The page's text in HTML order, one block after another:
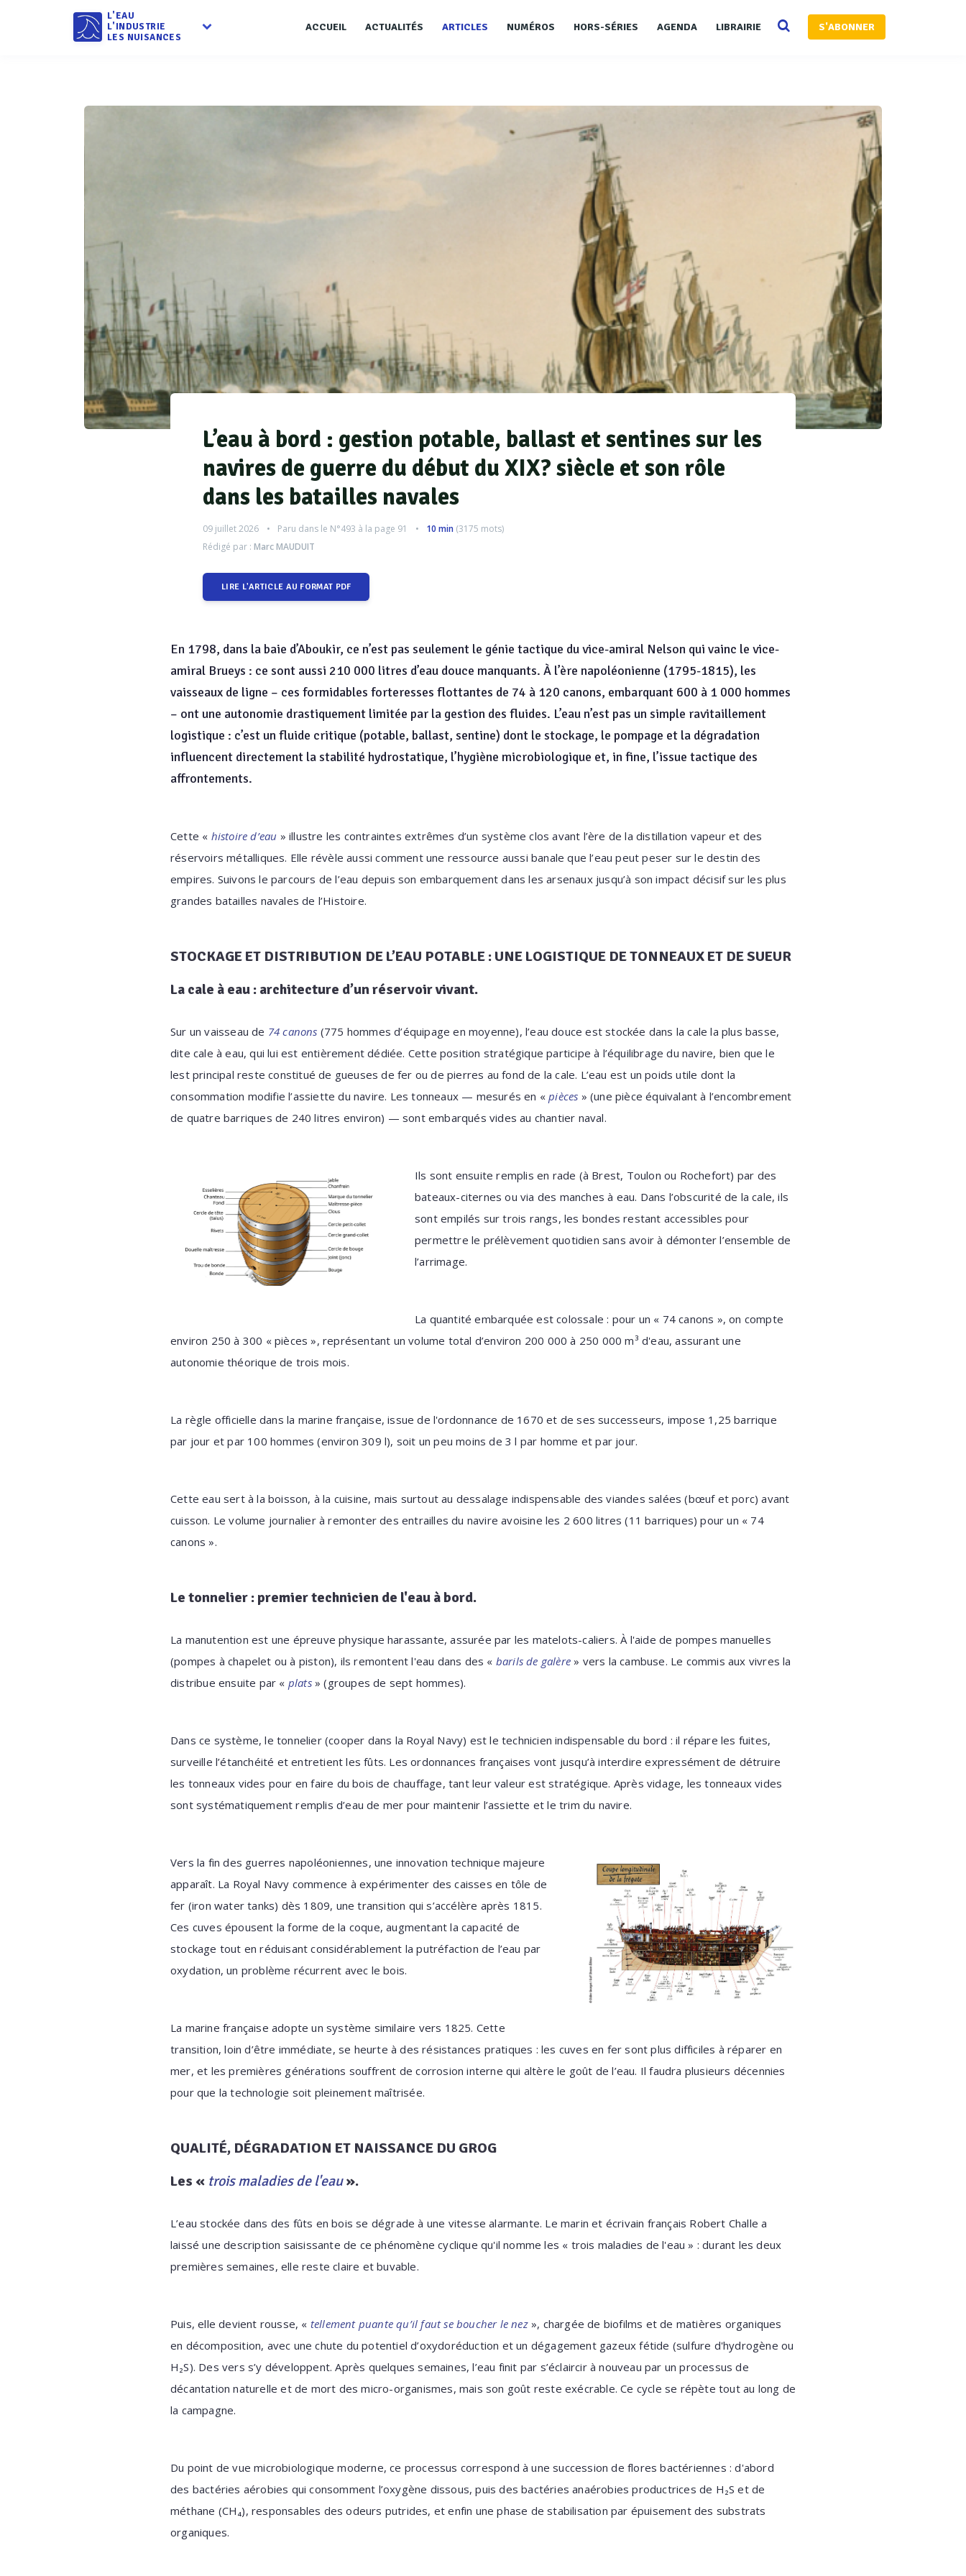
L'EAU
L'INDUSTRIE
LES NUISANCES
ACCUEIL ACTUALITÉS ARTICLES NUMÉROS HORS-SÉRIES AGENDA LIBRAIRIE S'ABONNER
L’eau à bord : gestion potable, ballast et sentines sur les
navires de guerre du début du XIX? siècle et son rôle
dans les batailles navales
09 juillet 2026 Paru dans le N°493 à la page 91 10 min (3175 mots)
Rédigé par : Marc MAUDUIT
LIRE L'ARTICLE AU FORMAT PDF
En 1798, dans la baie d’Aboukir, ce n’est pas seulement le génie tactique du vice-amiral Nelson qui vainc le vice-
amiral Brueys : ce sont aussi 210 000 litres d’eau douce manquants. À l’ère napoléonienne (1795-1815), les
vaisseaux de ligne – ces formidables forteresses flottantes de 74 à 120 canons, embarquant 600 à 1 000 hommes
– ont une autonomie drastiquement limitée par la gestion des fluides. L’eau n’est pas un simple ravitaillement
logistique : c’est un fluide critique (potable, ballast, sentine) dont le stockage, le pompage et la dégradation
influencent directement la stabilité hydrostatique, l’hygiène microbiologique et, in fine, l’issue tactique des
affrontements.
Cette « histoire d’eau » illustre les contraintes extrêmes d’un système clos avant l’ère de la distillation vapeur et des
réservoirs métalliques. Elle révèle aussi comment une ressource aussi banale que l’eau peut peser sur le destin des
empires. Suivons le parcours de l’eau depuis son embarquement dans les arsenaux jusqu’à son impact décisif sur les plus
grandes batailles navales de l’Histoire.
STOCKAGE ET DISTRIBUTION DE L’EAU POTABLE : UNE LOGISTIQUE DE TONNEAUX ET DE SUEUR
La cale à eau : architecture d’un réservoir vivant.
Sur un vaisseau de 74 canons (775 hommes d’équipage en moyenne), l’eau douce est stockée dans la cale la plus basse,
dite cale à eau, qui lui est entièrement dédiée. Cette position stratégique participe à l’équilibrage du navire, bien que le
lest principal reste constitué de gueuses de fer ou de pierres au fond de la cale. L’eau est un poids utile dont la
consommation modifie l’assiette du navire. Les tonneaux — mesurés en «pièces » (une pièce équivalant à l’encombrement
de quatre barriques de 240 litres environ) — sont embarqués vides au chantier naval.
Ils sont ensuite remplis en rade (à Brest, Toulon ou Rochefort) par des
bateaux-citernes ou via des manches à eau. Dans l’obscurité de la cale, ils
sont empilés sur trois rangs, les bondes restant accessibles pour
permettre le prélèvement quotidien sans avoir à démonter l’ensemble de
l’arrimage.
La quantité embarquée est colossale : pour un « 74 canons », on compte
environ 250 à 300 « pièces », représentant un volume total d’environ 200 000 à 250 000 m³ d'eau, assurant une
autonomie théorique de trois mois.
La règle officielle dans la marine française, issue de l'ordonnance de 1670 et de ses successeurs, impose 1,25 barrique
par jour et par 100 hommes (environ 309 l), soit un peu moins de 3 l par homme et par jour.
Cette eau sert à la boisson, à la cuisine, mais surtout au dessalage indispensable des viandes salées (bœuf et porc) avant
cuisson. Le volume journalier à remonter des entrailles du navire avoisine les 2 600 litres (11 barriques) pour un « 74
canons ».
Le tonnelier : premier technicien de l'eau à bord.
La manutention est une épreuve physique harassante, assurée par les matelots-caliers. À l'aide de pompes manuelles
(pompes à chapelet ou à piston), ils remontent l'eau dans des « barils de galère » vers la cambuse. Le commis aux vivres la
distribue ensuite par « plats» (groupes de sept hommes).
Dans ce système, le tonnelier (cooper dans la Royal Navy) est le technicien indispensable du bord : il répare les fuites,
surveille l’étanchéité et entretient les fûts. Les ordonnances françaises vont jusqu’à interdire expressément de détruire
les tonneaux vides pour en faire du bois de chauffage, tant leur valeur est stratégique. Après vidage, les tonneaux vides
sont systématiquement remplis d’eau de mer pour maintenir l’assiette et le trim du navire.
Vers la fin des guerres napoléoniennes, une innovation technique majeure
apparaît. La Royal Navy commence à expérimenter des caisses en tôle de
fer (iron water tanks) dès 1809, une transition qui s’accélère après 1815.
Ces cuves épousent la forme de la coque, augmentant la capacité de
stockage tout en réduisant considérablement la putréfaction de l’eau par
oxydation, un problème récurrent avec le bois.
La marine française adopte un système similaire vers 1825. Cette
transition, loin d’être immédiate, se heurte à des résistances pratiques : les cuves en fer sont plus difficiles à réparer en
mer, et les premières générations souffrent de corrosion interne qui altère le goût de l’eau. Il faudra plusieurs décennies
pour que la technologie soit pleinement maîtrisée.
QUALITÉ, DÉGRADATION ET NAISSANCE DU GROG
Les « trois maladies de l'eau».
L’eau stockée dans des fûts en bois se dégrade à une vitesse alarmante. Le marin et écrivain français Robert Challe a
laissé une description saisissante de ce phénomène cyclique qu'il nomme les « trois maladies de l'eau » : durant les deux
premières semaines, elle reste claire et buvable.
Puis, elle devient rousse, « tellement puante qu’il faut se boucher le nez», chargée de biofilms et de matières organiques
en décomposition, avec une chute du potentiel d’oxydoréduction et un dégagement gazeux fétide (sulfure d'hydrogène ou
H₂S). Des vers s’y développent. Après quelques semaines, l’eau finit par s’éclaircir à nouveau par un processus de
décantation naturelle et de mort des micro-organismes, mais son goût reste exécrable. Ce cycle se répète tout au long de
la campagne.
Du point de vue microbiologique moderne, ce processus correspond à une succession de flores bactériennes : d'abord
des bactéries aérobies qui consomment l’oxygène dissous, puis des bactéries anaérobies productrices de H₂S et de
méthane (CH₄), responsables des odeurs putrides, et enfin une phase de stabilisation par épuisement des substrats
organiques.